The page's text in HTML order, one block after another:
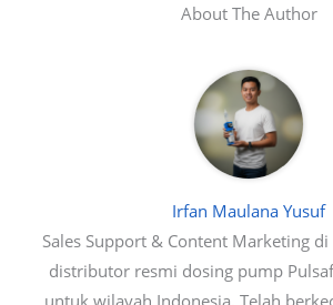
About The Author
Irfan Maulana Yusuf
Sales Support & Content Marketing di
distributor resmi dosing pump
untuk wilayah Indonesia. Telah